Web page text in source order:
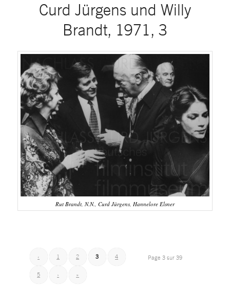
Curd Jürgens und Willy
Brandt, 1971, 3
Rut Brandt, N.N., Curd Jürgens, Hannelore Elsner
Page 3 sur 39
‹ 1 2 3 4
5 › »